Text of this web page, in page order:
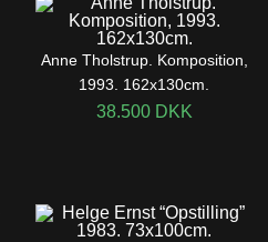
Anne Tholstrup. Komposition,
1993. 162x130cm.
38.500 DKK